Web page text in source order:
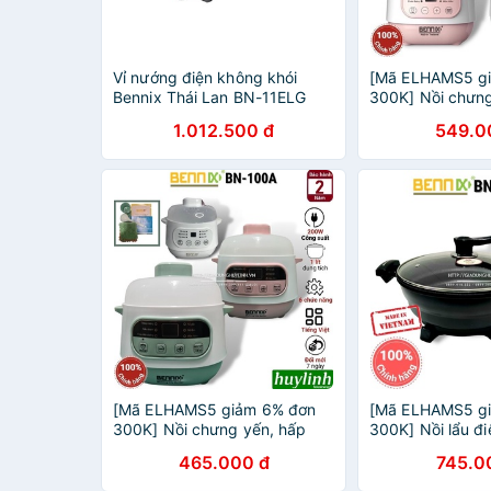
Vỉ nướng điện không khói
Bennix Thái Lan BN-11ELG
1.012.500 đ
[Mã ELHAMS5
300K] Nồi
Steam - 1 lít -
[Mã ELHAMS5 giảm 6% đơn
300K] Nồi chưng yến, hấp
BN-100A - 1 lít465.000 đ
[Mã ELHAMS5
300K] Nồi lẩu
Made in Việt